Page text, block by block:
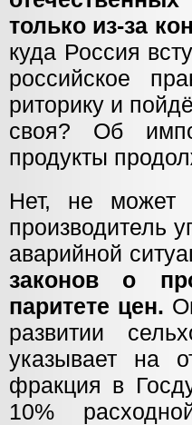
только из-за
куда Россия
российское
риторику и
своя? Об
продукты
Нет, не может
производитель
аварийной
законов о
паритете цен.
развитии
указывает на
фракция в
10%